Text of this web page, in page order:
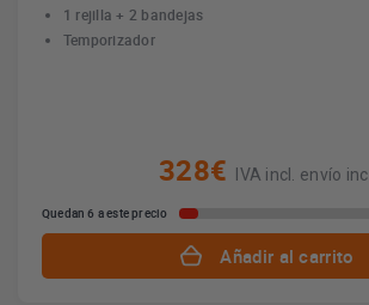
1 rejilla + 2 bandejas
Temporizador
328€ IVA incl. envío incl.
Quedan 6 a este precio
Añadir al carrito